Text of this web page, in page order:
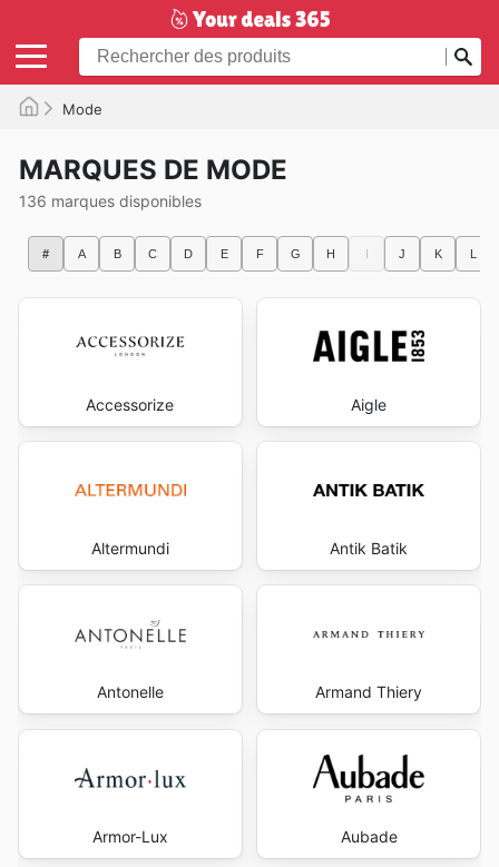
Mode
MARQUES DE MODE
136 marques disponibles
# A B C D E F G H I J K L
Accessorize Aigle
Altermundi Antik Batik
Antonelle Armand Thiery
Armor-Lux Aubade